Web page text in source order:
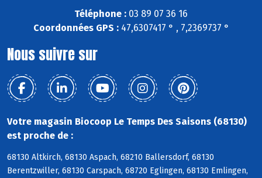
Téléphone : 03 89 07 36 16
Coordonnées GPS :47,6307417 ° , 7,2369737 °
Nous suivre sur
Votre magasin Biocoop Le Temps Des Saisons (68130)
est proche de :
68130 Altkirch, 68130 Aspach, 68210 Ballersdorf, 68130
Berentzwiller, 68130 Carspach, 68720 Eglingen, 68130 Emlingen,